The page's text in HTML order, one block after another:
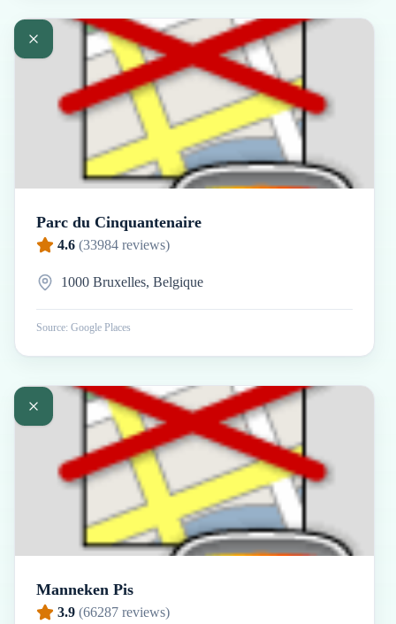
Parc du Cinquantenaire
4.6 (33984 reviews)
1000 Bruxelles, Belgique
Source: Google Places
Manneken Pis
3.9 (66287 reviews)